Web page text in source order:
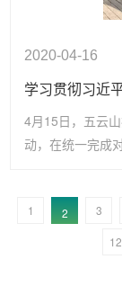
2020-04-16
4月15日，五云
动，在统一完成
1 2 3
12